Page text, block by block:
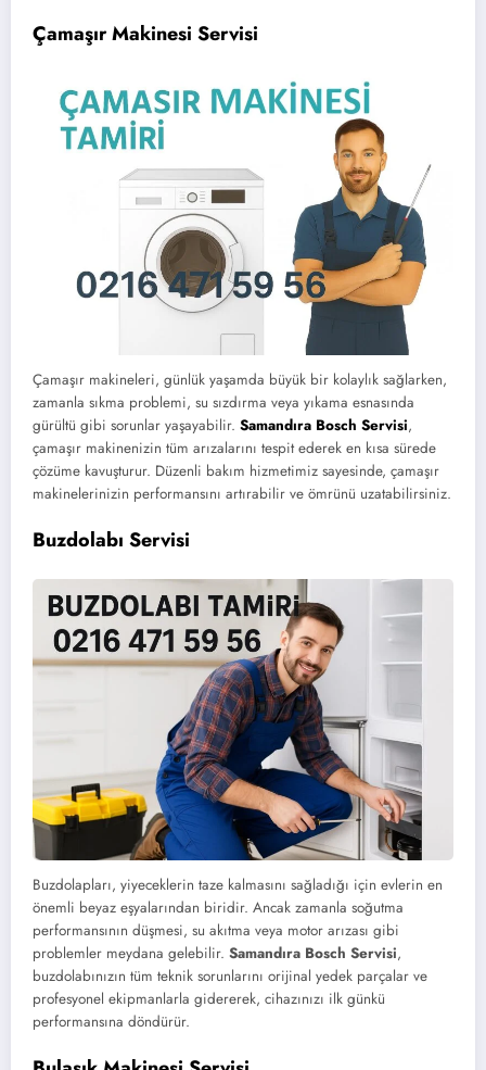
Çamaşır Makinesi Servisi
Çamaşır makineleri, günlük yaşamda büyük bir kolaylık sağlarken,
zamanla sıkma problemi, su sızdırma veya yıkama esnasında
gürültü gibi sorunlar yaşayabilir. Samandıra Bosch Servisi,
çamaşır makinenizin tüm arızalarını tespit ederek en kısa sürede
çözüme kavuşturur. Düzenli bakım hizmetimiz sayesinde, çamaşır
makinelerinizin performansını artırabilir ve ömrünü uzatabilirsiniz.
Buzdolabı Servisi
Buzdolapları, yiyeceklerin taze kalmasını sağladığı için evlerin en
önemli beyaz eşyalarından biridir. Ancak zamanla soğutma
performansının düşmesi, su akıtma veya motor arızası gibi
problemler meydana gelebilir. Samandıra Bosch Servisi,
buzdolabınızın tüm teknik sorunlarını orijinal yedek parçalar ve
profesyonel ekipmanlarla gidererek, cihazınızı ilk günkü
performansına döndürür.